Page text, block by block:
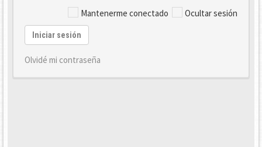
Mantenerme conectado Ocultar sesión
Iniciar sesión
Olvidé mi contraseña